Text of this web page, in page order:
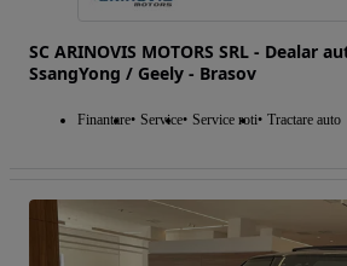
SC ARINOVIS MOTORS SRL - Dealar
SsangYong / Geely - Brasov
Finantare Service Service roti Tractare auto